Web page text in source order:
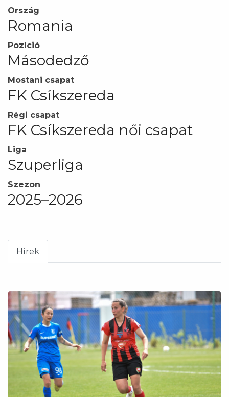
Ország
Romania
Pozíció
Másodedző
Mostani csapat
FK Csíkszereda
Régi csapat
FK Csíkszereda női csapat
Liga
Szuperliga
Szezon
2025–2026
Hírek